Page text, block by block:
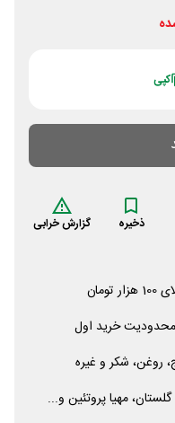
کپی
ذخیره گزارش خرابی
محدودیت خرید اول
روغن، شکر و غیره
گلستان، مهیا پروتئین و...